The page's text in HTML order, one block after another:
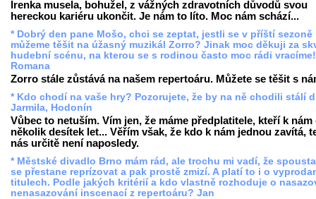
Irenka musela, bohužel, z vážných zdravotních důvodů svou
hereckou kariéru ukončit. Je nám to líto. Moc nám schází...
* Dobrý den pane Mošo, chci se zeptat, jestli se v příští sezoně
můžeme těšit na úžasný muzikál Zorro? Jinak moc děkuji za
hudební scénu, na kterou se s rodinou často moc rádi vracíme!
Romana
Zorro stále zůstává na našem repertoáru. Můžete se těšit s
* Kdo chodí na vaše hry? Pozorujete, že by na ně chodili stálí
Jarmila, Hodonín
Vůbec to netuším. Vím jen, že máme předplatitele, kteří k nám
několik desítek let... Věřím však, že kdo k nám jednou zavítá,
nás určitě není naposledy.
* Městské divadlo Brno mám rád, ale trochu mi vadí, že
se přestane reprízovat a pak prostě zmizí. A platí to i o
titulech. Podle jakých kritérií a kdo vlastně rozhoduje o
nenasazování inscenací z repertoáru? Jan